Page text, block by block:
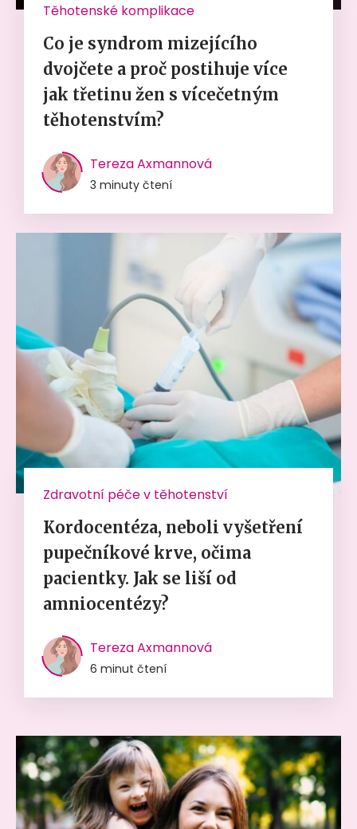
Těhotenské komplikace
Co je syndrom mizejícího
dvojčete a proč postihuje více
jak třetinu žen s vícečetným
těhotenstvím?
Tereza Axmannová
3 minuty čtení
Zdravotní péče v těhotenství
Kordocentéza, neboli vyšetření
pupečníkové krve, očima
pacientky. Jak se liší od
amniocentézy?
Tereza Axmannová
6 minut čtení